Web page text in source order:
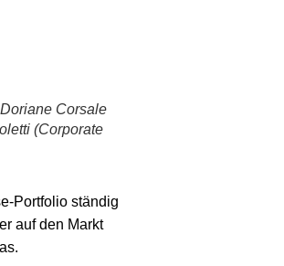
Corsale
(Corporate
Portfolio ständig
auf den Markt